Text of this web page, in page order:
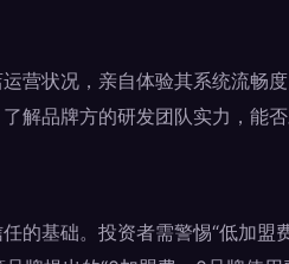
营状况，亲自体验其系统流畅
解品牌方的研发团队实力，能否
的基础。投资者需警惕“低加